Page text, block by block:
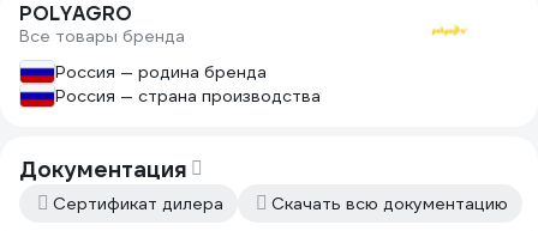
POLYAGRO
Все товары бренда
Россия — родина бренда
Россия — страна производства
Документация
Сертификат дилера Скачать всю документацию